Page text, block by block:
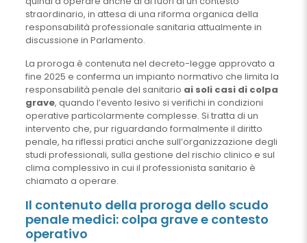
straordinario, in attesa di una riforma organica della
responsabilità professionale sanitaria attualmente in
discussione in Parlamento.
La proroga è contenuta nel decreto-legge approvato a
fine 2025 e conferma un impianto normativo che limita la
responsabilità penale del sanitario ai soli casi di colpa
grave, quando l’evento lesivo si verifichi in condizioni
operative particolarmente complesse. Si tratta di un
intervento che, pur riguardando formalmente il diritto
penale, ha riflessi pratici anche sull’organizzazione degli
studi professionali, sulla gestione del rischio clinico e sul
clima complessivo in cui il professionista sanitario è
chiamato a operare.
Il contenuto della proroga dello scudo
penale medici: colpa grave e contesto
operativo